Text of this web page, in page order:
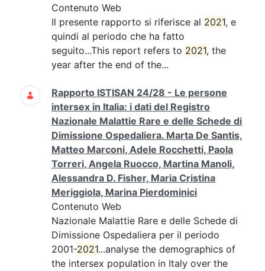
Contenuto Web
Il presente rapporto si riferisce al 2021, e
quindi al periodo che ha fatto
seguito...This report refers to 2021, the
year after the end of the...
Rapporto ISTISAN 24/28 - Le persone
intersex in Italia: i dati del Registro
Nazionale Malattie Rare e delle Schede di
Dimissione Ospedaliera. Marta De Santis,
Matteo Marconi, Adele Rocchetti, Paola
Torreri, Angela Ruocco, Martina Manoli,
Alessandra D. Fisher, Maria Cristina
Meriggiola, Marina Pierdominici
Contenuto Web
Nazionale Malattie Rare e delle Schede di
Dimissione Ospedaliera per il periodo
2001-2021...analyse the demographics of
the intersex population in Italy over the